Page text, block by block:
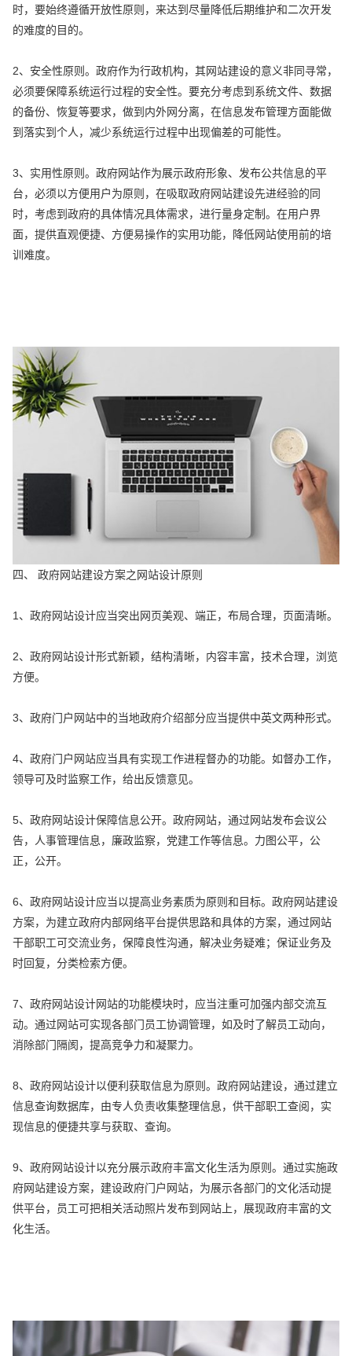
时，要始终遵循开放性原则，来达到尽量降低后期维护和二次开发
的难度的目的。
2、安全性原则。政府作为行政机构，其网站建设的意义非同寻常，
必须要保障系统运行过程的安全性。要充分考虑到系统文件、数据
的备份、恢复等要求，做到内外网分离，在信息发布管理方面能做
到落实到个人，减少系统运行过程中出现偏差的可能性。
3、实用性原则。政府网站作为展示政府形象、发布公共信息的平
台，必须以方便用户为原则，在吸取政府网站建设先进经验的同
时，考虑到政府的具体情况具体需求，进行量身定制。在用户界
面，提供直观便捷、方便易操作的实用功能，降低网站使用前的培
训难度。
四、 政府网站建设方案之网站设计原则
1、政府网站设计应当突出网页美观、端正，布局合理，页面清晰。
2、政府网站设计形式新颖，结构清晰，内容丰富，技术合理，浏览
方便。
3、政府门户网站中的当地政府介绍部分应当提供中英文两种形式。
4、政府门户网站应当具有实现工作进程督办的功能。如督办工作，
领导可及时监察工作，给出反馈意见。
5、政府网站设计保障信息公开。政府网站，通过网站发布会议公
告，人事管理信息，廉政监察，党建工作等信息。力图公平，公
正，公开。
6、政府网站设计应当以提高业务素质为原则和目标。政府网站建设
方案，为建立政府内部网络平台提供思路和具体的方案，通过网站
干部职工可交流业务，保障良性沟通，解决业务疑难；保证业务及
时回复，分类检索方便。
7、政府网站设计网站的功能模块时，应当注重可加强内部交流互
动。通过网站可实现各部门员工协调管理，如及时了解员工动向，
消除部门隔阂，提高竞争力和凝聚力。
8、政府网站设计以便利获取信息为原则。政府网站建设，通过建立
信息查询数据库，由专人负责收集整理信息，供干部职工查阅，实
现信息的便捷共享与获取、查询。
9、政府网站设计以充分展示政府丰富文化生活为原则。通过实施政
府网站建设方案，建设政府门户网站，为展示各部门的文化活动提
供平台，员工可把相关活动照片发布到网站上，展现政府丰富的文
化生活。